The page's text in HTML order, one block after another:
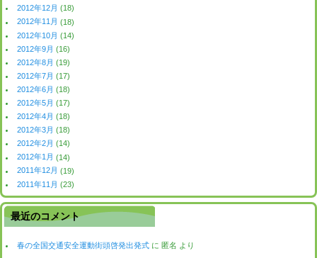
2012年12月 (18)
2012年11月 (18)
2012年10月 (14)
2012年9月 (16)
2012年8月 (19)
2012年7月 (17)
2012年6月 (18)
2012年5月 (17)
2012年4月 (18)
2012年3月 (18)
2012年2月 (14)
2012年1月 (14)
2011年12月 (19)
2011年11月 (23)
最近のコメント
春の全国交通安全運動街頭啓発出発式 に匿名 より